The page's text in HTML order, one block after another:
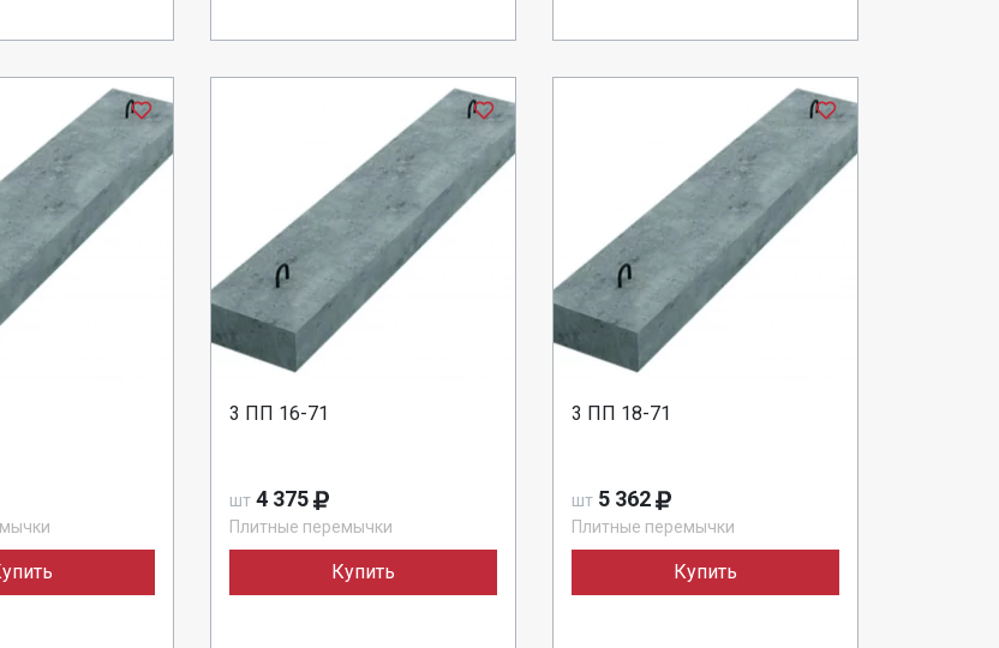
3 ПП 16-71
шт4 375
Плитные перемычки
Купить
3 ПП 18-71
шт5 362
Плитные перемычки
Купить